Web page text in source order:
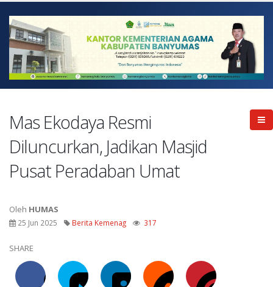
Mas Ekodaya Resmi
Diluncurkan, Jadikan Masjid
Pusat Peradaban Umat
Oleh HUMAS
25 Jun 2025 Berita Kemenag 317
SHARE